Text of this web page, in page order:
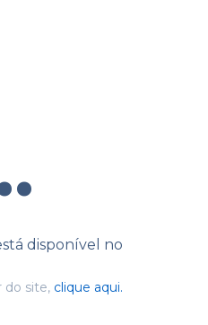
disponível no
do site, clique aqui.